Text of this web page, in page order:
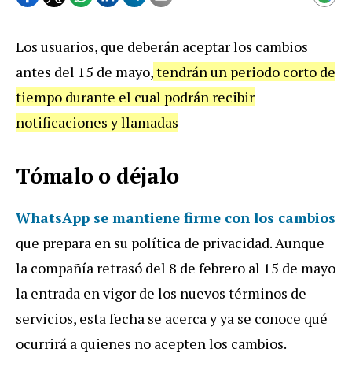
Los usuarios, que deberán aceptar los cambios
antes del 15 de mayo,tendrán un periodo corto de
tiempo durante el cual podrán recibir
notificaciones y llamadas
Tómalo o déjalo
WhatsApp se mantiene firme con los cambios
que prepara en su política de privacidad. Aunque
la compañía retrasó del 8 de febrero al 15 de mayo
la entrada en vigor de los nuevos términos de
servicios, esta fecha se acerca y ya se conoce qué
ocurrirá a quienes no acepten los cambios.